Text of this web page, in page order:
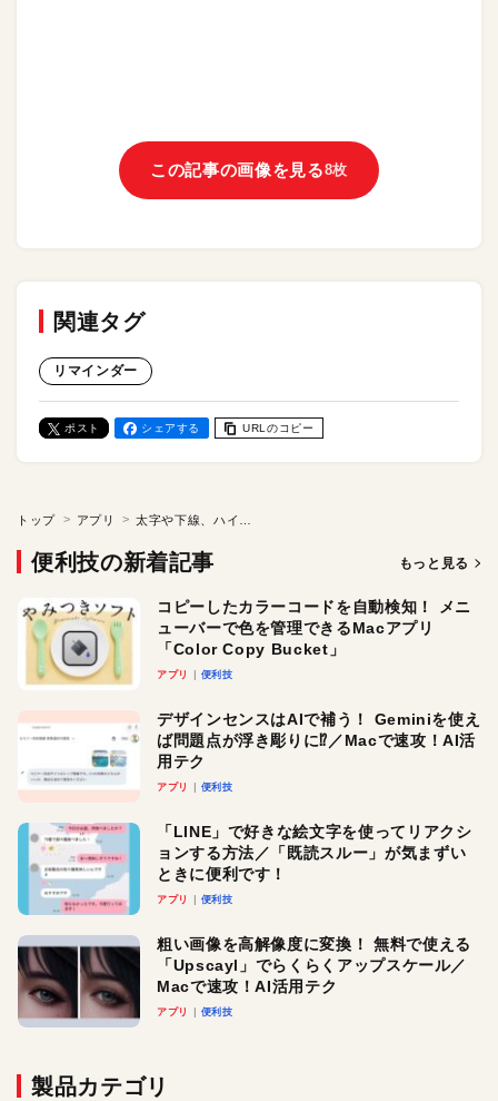
この記事の画像を見る8枚
関連タグ
リマインダー
ポスト シェアする URLのコピー
トップ アプリ
便利技の新着記事 もっと見る
コピーしたカラーコードを自動検知！ メニ
ューバーで色を管理できるMacアプリ
「Color Copy Bucket」
アプリ 便利技
デザインセンスはAIで補う！ Geminiを使え
ば問題点が浮き彫りに⁉︎／Macで速攻！AI活
用テク
アプリ 便利技
「LINE」で好きな絵文字を使ってリアクシ
ョンする方法／「既読スルー」が気まずい
ときに便利です！
アプリ 便利技
粗い画像を高解像度に変換！ 無料で使える
「Upscayl」でらくらくアップスケール／
Macで速攻！AI活用テク
アプリ 便利技
製品カテゴリ